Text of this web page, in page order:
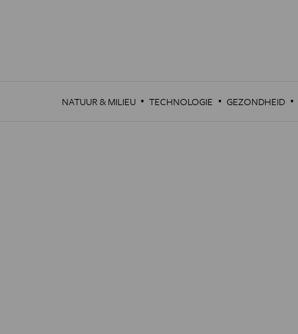
NATUUR & MILIEU · TECHNOLOGIE · GEZONDHEID ·